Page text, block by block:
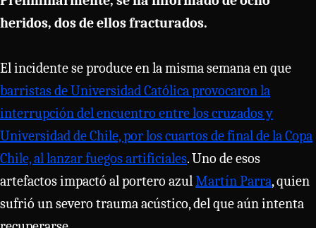
heridos, dos de ellos fracturados.
El incidente se produce en la misma semana en que
barristas de Universidad Católica provocaron la
interrupción del encuentro entre los cruzados y
Universidad de Chile, por los cuartos de final de la Copa
Chile, al lanzar fuegos artificiales. Uno de esos
artefactos impactó al portero azulMartín Parra, quien
sufrió un severo trauma acústico, del que aún intenta